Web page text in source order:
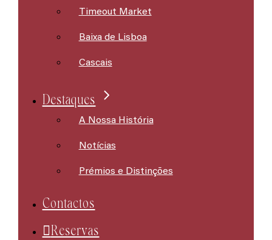
Timeout Market
Baixa de Lisboa
Cascais
Destaques
A Nossa História
Notícias
Prémios e Distinções
Contactos
Reservas